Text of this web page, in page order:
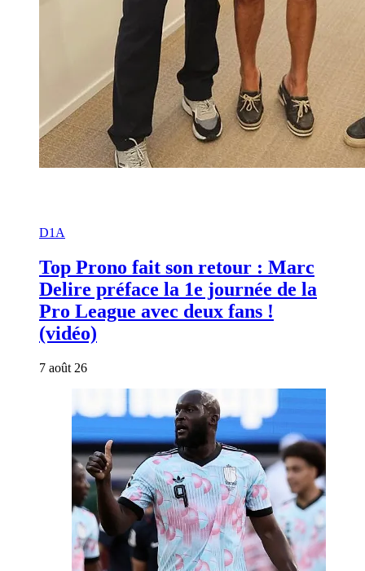
D1A
Top Prono fait son retour : Marc
Delire préface la 1e journée de la
Pro League avec deux fans !
(vidéo)
7 août 26